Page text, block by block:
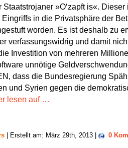
»O‘zapft is«. Dieser
in die Privatsphäre der
worden. Es ist deshalb zu
verfassungswidrig und damit
Investition von mehreren
unnötige
dass die Bundesregierung
und Syrien gegen die
lesen auf …
| Erstellt am: März 29th, 2013 | 0